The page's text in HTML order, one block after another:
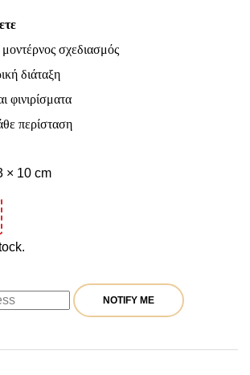
μοντέρνος σχεδιασμός
διάταξη
φινιρίσματα
περίσταση
× 10 cm
NOTIFY ME